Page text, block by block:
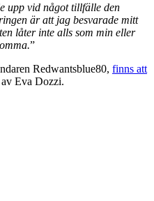
upp vid något tillfälle den
är att jag besvarade mitt
låter inte alls som min eller
”
Redwantsblue80, finns att
av Eva Dozzi.